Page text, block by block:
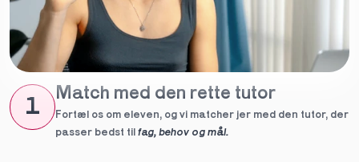
1
Match med den rette tutor
Fortæl os om eleven, og vi matcher jer med den tutor, der
passer bedst til fag, behov og mål.